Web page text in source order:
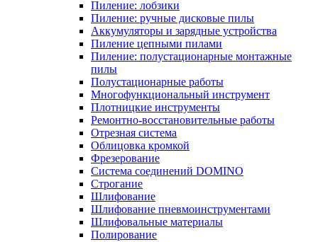
Пиление: лобзики
Пиление: ручные дисковые пилы
Аккумуляторы и зарядные устройства
Пиление цепными пилами
Пиление: полустационарные монтажные
пилы
Полустационарные работы
Многофункциональный инструмент
Плотницкие инструменты
Ремонтно-восстановительные работы
Отрезная система
Облицовка кромкой
Фрезерование
Система соединений DOMINO
Строгание
Шлифование
Шлифование пневмоинструментами
Шлифовальные материалы
Полирование